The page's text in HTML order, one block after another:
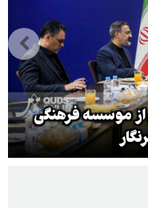
از موسسه فرهنگی